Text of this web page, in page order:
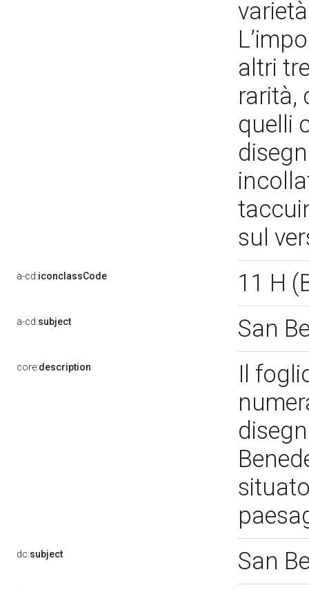
altri
rarità,
quelli
sul
a-cd:iconclassCode 11 H
a-cd:subject San
core:description
Il
dc:subject San